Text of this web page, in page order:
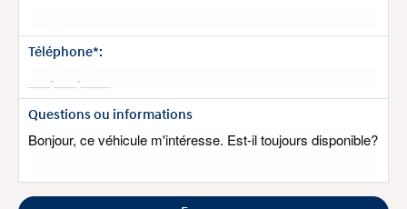
Téléphone*:
Questions ou informations